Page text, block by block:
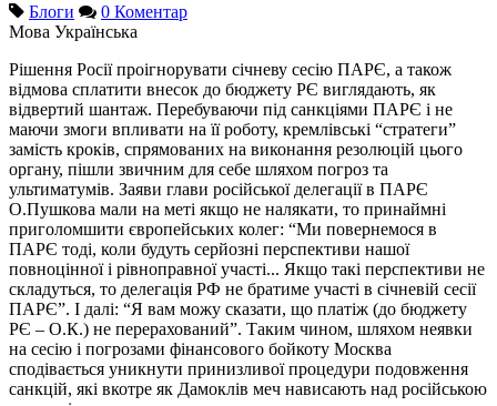
Блоги
0 Коментар
Мова Українська
Рішення Росії проігнорувати січневу сесію ПАРЄ, а також
відмова сплатити внесок до бюджету РЄ виглядають, як
відвертий шантаж. Перебуваючи під санкціями ПАРЄ і не
маючи змоги впливати на її роботу, кремлівські “стратеги”
замість кроків, спрямованих на виконання резолюцій цього
органу, пішли звичним для себе шляхом погроз та
ультиматумів. Заяви глави російської делегації в ПАРЄ
О.Пушкова мали на меті якщо не налякати, то принаймні
приголомшити європейських колег: “Ми повернемося в
ПАРЄ тоді, коли будуть серйозні перспективи нашої
повноцінної і рівноправної участі... Якщо такі перспективи не
складуться, то делегація РФ не братиме участі в січневій сесії
ПАРЄ”. І далі: “Я вам можу сказати, що платіж (до бюджету
РЄ – О.К.) не перерахований”. Таким чином, шляхом неявки
на сесію і погрозами фінансового бойкоту Москва
сподівається уникнути принизливої процедури подовження
санкцій, які вкотре як Дамоклів меч нависають над російською